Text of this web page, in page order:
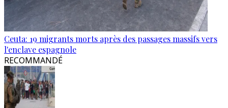
Ceuta: 19 migrants morts après des passages massifs vers
l'enclave espagnole
RECOMMANDÉ